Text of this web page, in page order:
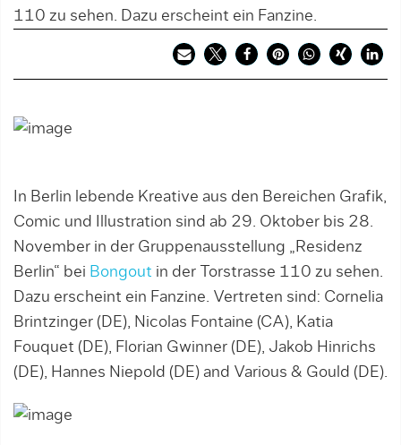
110 zu sehen. Dazu erscheint ein Fanzine.
In Berlin lebende Kreative aus den Bereichen Grafik,
Comic und Illustration sind ab 29. Oktober bis 28.
November in der Gruppenausstellung „Residenz
Berlin“ bei Bongout in der Torstrasse 110 zu sehen.
Dazu erscheint ein Fanzine. Vertreten sind: Cornelia
Brintzinger (DE), Nicolas Fontaine (CA), Katia
Fouquet (DE), Florian Gwinner (DE), Jakob Hinrichs
(DE), Hannes Niepold (DE) and Various & Gould (DE).